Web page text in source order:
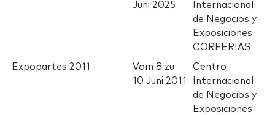
Juni 2025
Internacional
de Negocios y
Exposiciones
CORFERIAS
Expopartes 2011 Vom8 zu
10 Juni 2011
Centro
Internacional
de Negocios y
Exposiciones